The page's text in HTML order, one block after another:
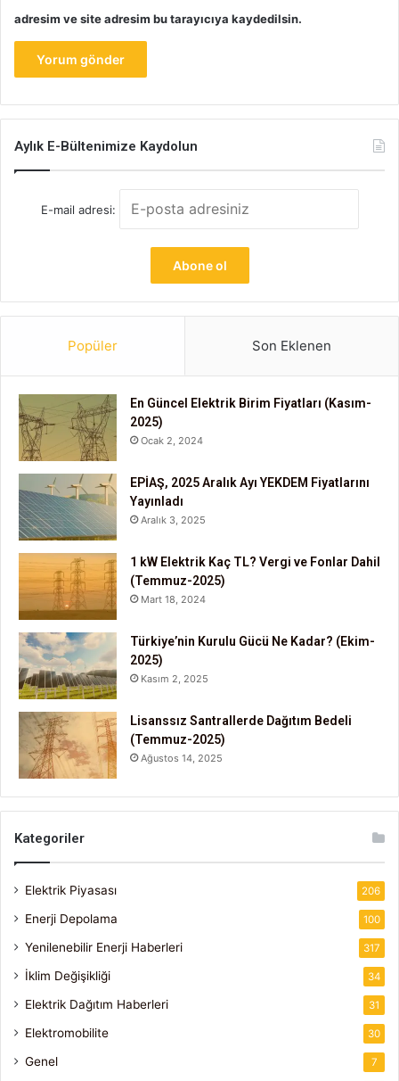
adresim ve site adresim bu tarayıcıya kaydedilsin.
Aylık E-Bültenimize Kaydolun
E-mail adresi:
Popüler Son Eklenen
En Güncel Elektrik Birim Fiyatları (Kasım-
2025)
Ocak 2, 2024
EPİAŞ, 2025 Aralık Ayı YEKDEM Fiyatlarını
Yayınladı
Aralık 3, 2025
1 kW Elektrik Kaç TL? Vergi ve Fonlar Dahil
(Temmuz-2025)
Mart 18, 2024
Türkiye’nin Kurulu Gücü Ne Kadar? (Ekim-
2025)
Kasım 2, 2025
Lisanssız Santrallerde Dağıtım Bedeli
(Temmuz-2025)
Ağustos 14, 2025
Kategoriler
Elektrik Piyasası 206
Enerji Depolama 100
Yenilenebilir Enerji Haberleri 317
İklim Değişikliği 34
Elektrik Dağıtım Haberleri 31
Elektromobilite 30
Genel 7